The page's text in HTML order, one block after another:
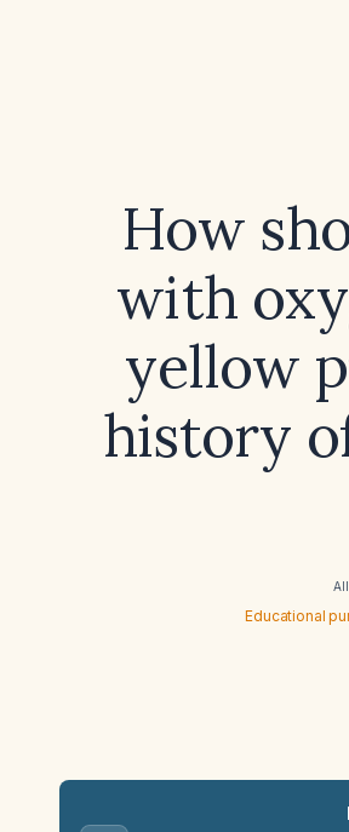
How
with
yellow
history
Educational